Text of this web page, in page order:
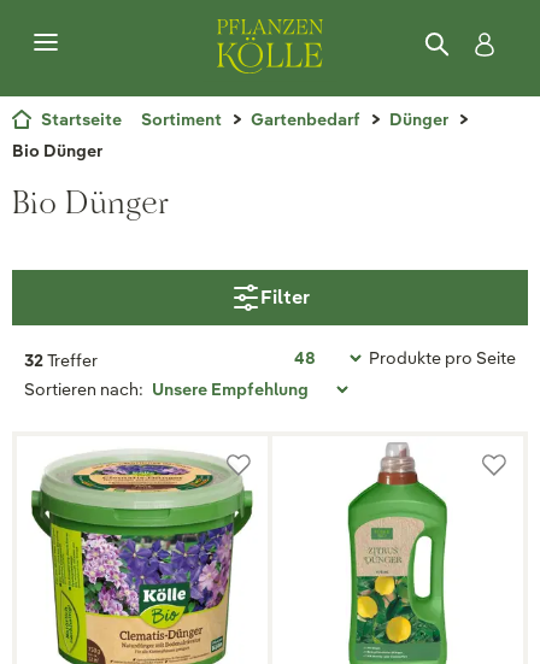
Startseite Sortiment Gartenbedarf
Dünger
Bio Dünger
Bio Dünger
Filter
32Treffer
Produkte pro Seite
Sortieren nach: